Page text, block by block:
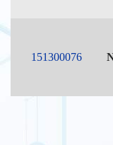
151300076